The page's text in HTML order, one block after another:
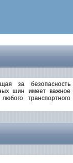
за безопасность
шин имеет важное
транспортного